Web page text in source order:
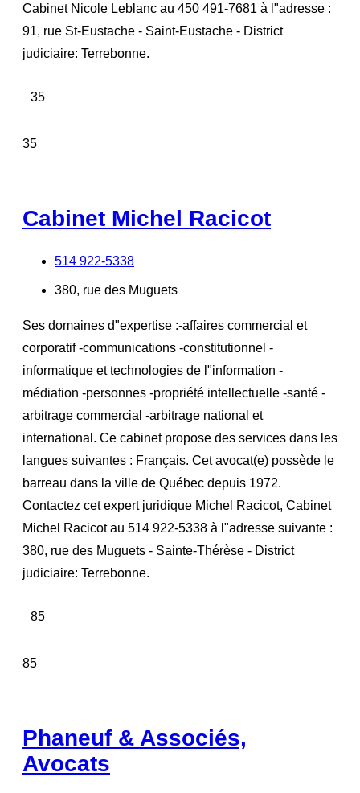
Cabinet Nicole Leblanc au 450 491-7681 à l"adresse :
91, rue St-Eustache - Saint-Eustache - District
judiciaire: Terrebonne.
35
35
Cabinet Michel Racicot
514 922-5338
380, rue des Muguets
Ses domaines d"expertise :-affaires commercial et
corporatif -communications -constitutionnel -
informatique et technologies de l"information -
médiation -personnes -propriété intellectuelle -santé -
arbitrage commercial -arbitrage national et
international. Ce cabinet propose des services dans les
langues suivantes : Français. Cet avocat(e) possède le
barreau dans la ville de Québec depuis 1972.
Contactez cet expert juridique Michel Racicot, Cabinet
Michel Racicot au 514 922-5338 à l"adresse suivante :
380, rue des Muguets - Sainte-Thérèse - District
judiciaire: Terrebonne.
85
85
Phaneuf & Associés,
Avocats